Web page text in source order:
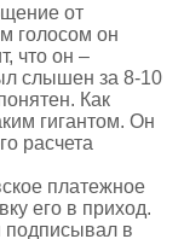
от
голосом он
что он –
слышен за 8-10
Как
гигантом. Он
расчета
платежное
его в приход.
подписывал в